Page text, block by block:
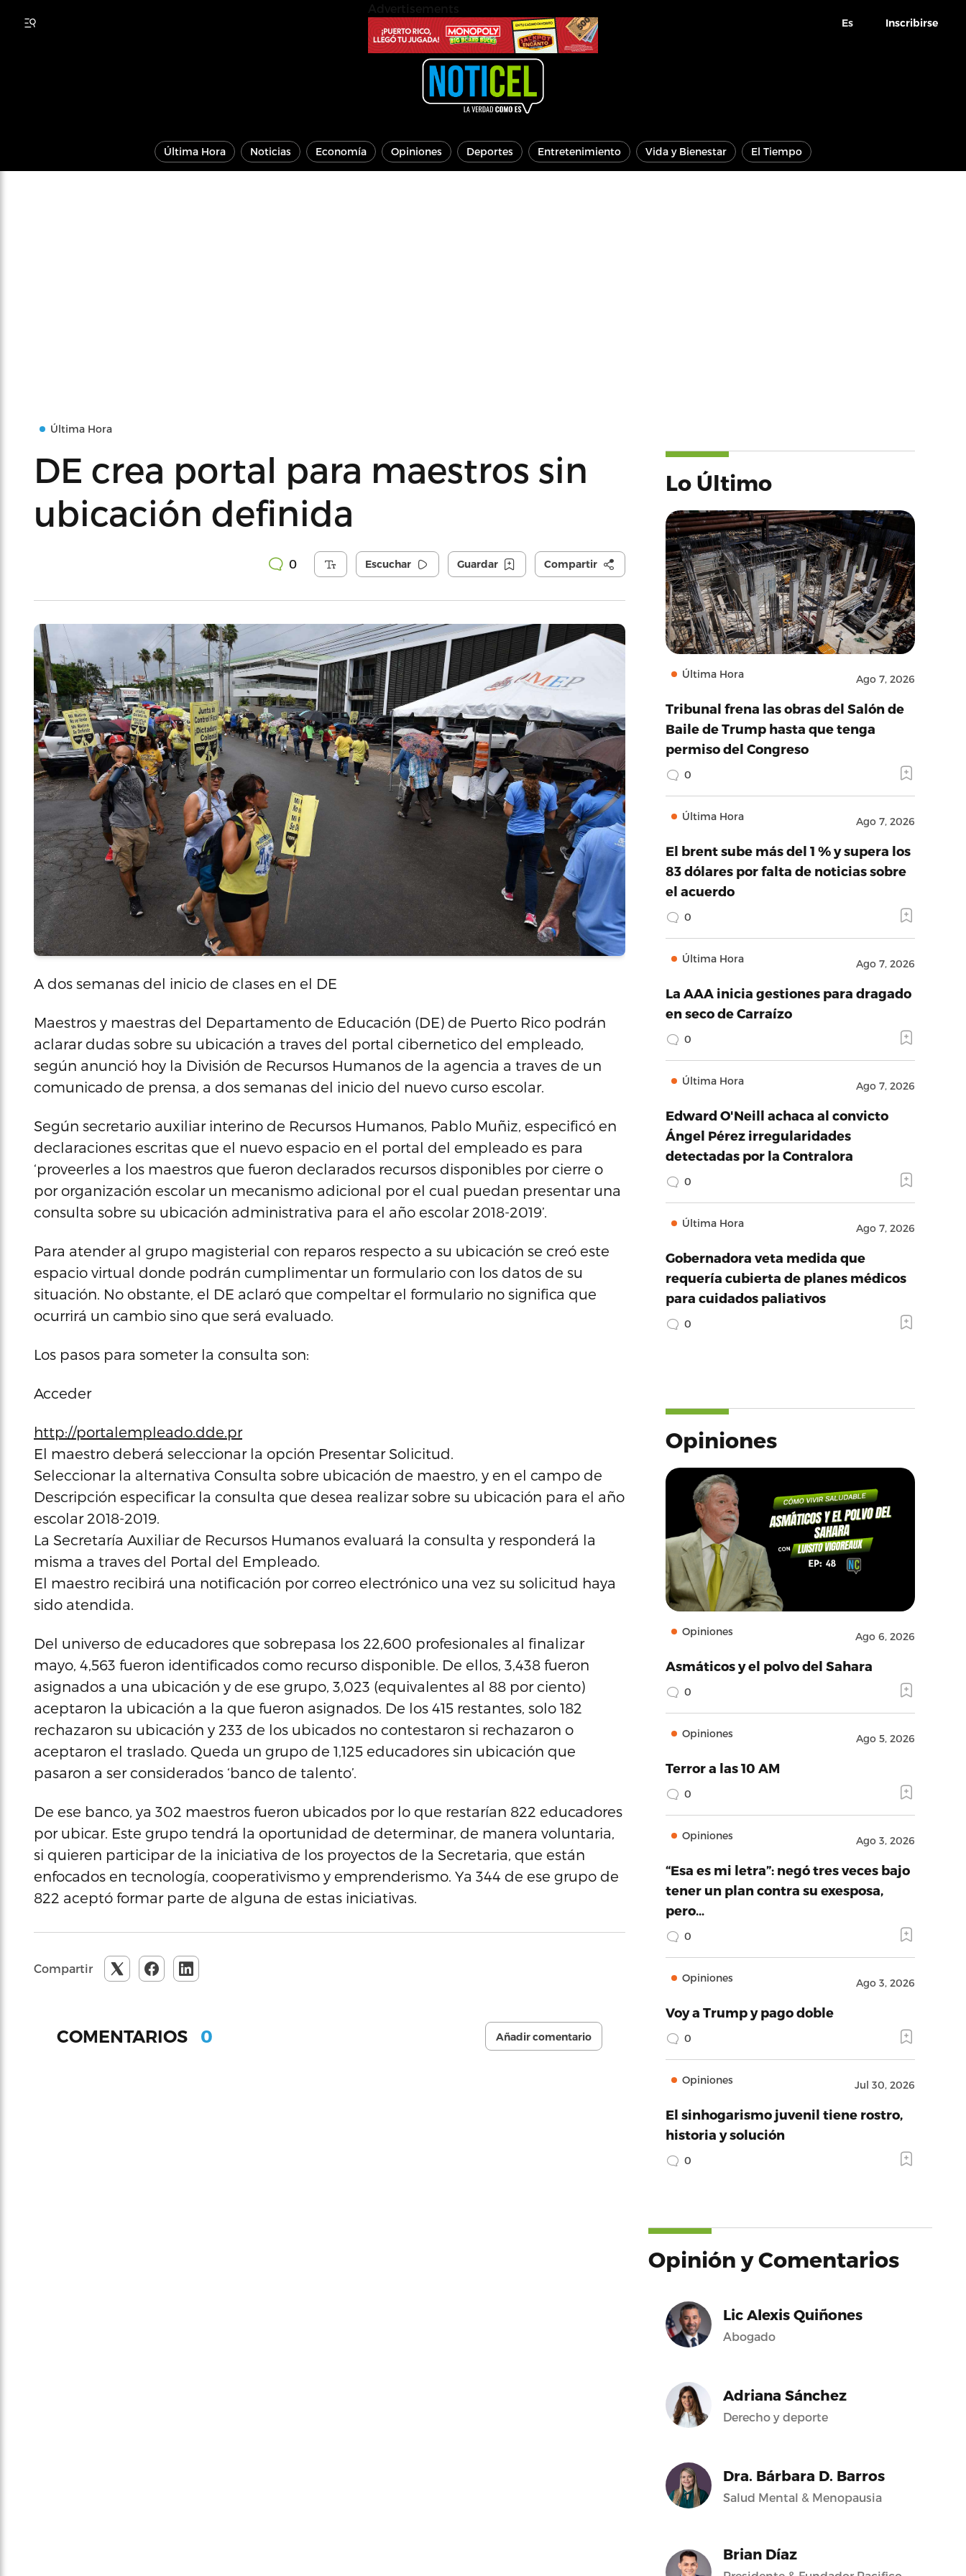
Es Inscribirse
Última Hora Noticias Economía Opiniones Deportes Entretenimiento Vida y Bienestar El Tiempo
Última Hora
DE crea portal para maestros sin
ubicación definida
0 Escuchar Guardar Compartir
A dos semanas del inicio de clases en el DE
Maestros y maestras del Departamento de Educación (DE) de Puerto Rico podrán
aclarar dudas sobre su ubicación a traves del portal cibernetico del empleado,
según anunció hoy la División de Recursos Humanos de la agencia a traves de un
comunicado de prensa, a dos semanas del inicio del nuevo curso escolar.
Según secretario auxiliar interino de Recursos Humanos, Pablo Muñiz, especificó en
declaraciones escritas que el nuevo espacio en el portal del empleado es para
‘proveerles a los maestros que fueron declarados recursos disponibles por cierre o
por organización escolar un mecanismo adicional por el cual puedan presentar una
consulta sobre su ubicación administrativa para el año escolar 2018-2019’.
Para atender al grupo magisterial con reparos respecto a su ubicación se creó este
espacio virtual donde podrán cumplimentar un formulario con los datos de su
situación. No obstante, el DE aclaró que compeltar el formulario no significa que
ocurrirá un cambio sino que será evaluado.
Los pasos para someter la consulta son:
Acceder
http://portalempleado.dde.pr
El maestro deberá seleccionar la opción Presentar Solicitud.
Seleccionar la alternativa Consulta sobre ubicación de maestro, y en el campo de
Descripción especificar la consulta que desea realizar sobre su ubicación para el año
escolar 2018-2019.
La Secretaría Auxiliar de Recursos Humanos evaluará la consulta y responderá la
misma a traves del Portal del Empleado.
El maestro recibirá una notificación por correo electrónico una vez su solicitud haya
sido atendida.
Del universo de educadores que sobrepasa los 22,600 profesionales al finalizar
mayo, 4,563 fueron identificados como recurso disponible. De ellos, 3,438 fueron
asignados a una ubicación y de ese grupo, 3,023 (equivalentes al 88 por ciento)
aceptaron la ubicación a la que fueron asignados. De los 415 restantes, solo 182
rechazaron su ubicación y 233 de los ubicados no contestaron si rechazaron o
aceptaron el traslado. Queda un grupo de 1,125 educadores sin ubicación que
pasaron a ser considerados ‘banco de talento’.
De ese banco, ya 302 maestros fueron ubicados por lo que restarían 822 educadores
por ubicar. Este grupo tendrá la oportunidad de determinar, de manera voluntaria,
si quieren participar de la iniciativa de los proyectos de la Secretaria, que están
enfocados en tecnología, cooperativismo y emprenderismo. Ya 344 de ese grupo de
822 aceptó formar parte de alguna de estas iniciativas.
Compartir
COMENTARIOS 0 Añadir comentario
Lo Último
Última Hora Ago 7, 2026
Tribunal frena las obras del Salón de
Baile de Trump hasta que tenga
permiso del Congreso
0
Última Hora Ago 7, 2026
El brent sube más del 1 % y supera los
83 dólares por falta de noticias sobre
el acuerdo
0
Última Hora Ago 7, 2026
La AAA inicia gestiones para dragado
en seco de Carraízo
0
Última Hora Ago 7, 2026
Edward O'Neill achaca al convicto
Ángel Pérez irregularidades
detectadas por la Contralora
0
Última Hora Ago 7, 2026
Gobernadora veta medida que
requería cubierta de planes médicos
para cuidados paliativos
0
Opiniones
Opiniones Ago 6, 2026
Asmáticos y el polvo del Sahara
0
Opiniones Ago 5, 2026
Terror a las 10 AM
0
Opiniones Ago 3, 2026
“Esa es mi letra”: negó tres veces bajo
tener un plan contra su exesposa,
pero…
0
Opiniones Ago 3, 2026
Voy a Trump y pago doble
0
Opiniones Jul 30, 2026
El sinhogarismo juvenil tiene rostro,
historia y solución
0
Opinión y Comentarios
Lic Alexis Quiñones
Abogado
Adriana Sánchez
Derecho y deporte
Dra. Bárbara D. Barros
Salud Mental & Menopausia
Brian Díaz